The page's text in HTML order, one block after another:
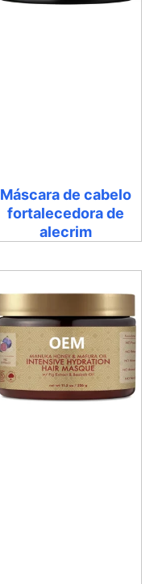
Máscara de cabelo
fortalecedora de
alecrim